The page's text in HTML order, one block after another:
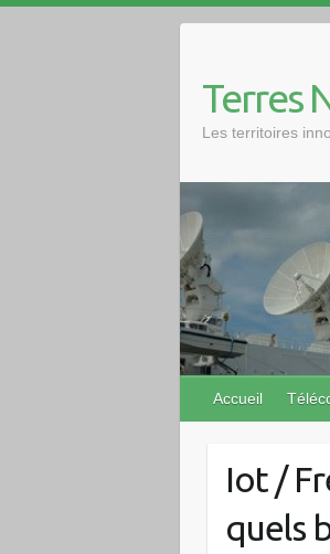
Terres
Les territoires
Accueil
Iot /
quels